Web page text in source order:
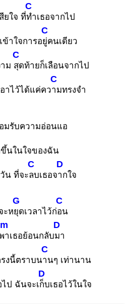
ยใจ ที่
C
ทำเธอจากไป
ข้าใจการอ
C
ยู่คนเดียว
ม
C
สุดท้ายก็เลือนจากไป
าไว้ได้แค่คว
C
ามทรงจำ
มรับความอ่อนแอ
ขึ้นในใจของฉัน
น ที่จะ
C
ลบเธอจ
D
ากใจ
ะห
G
ยุดเวลาไว้ก่
C
อน
าเธอย้อนกลับ
D
มา
งนี้ตราบน
C
านๆ เท่านาน
ไป ฉันจะเ
D
ก็บเธอไว้ในใจ